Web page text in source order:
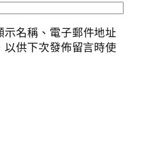
示名稱、電子郵件地址
以供下次發佈留言時使